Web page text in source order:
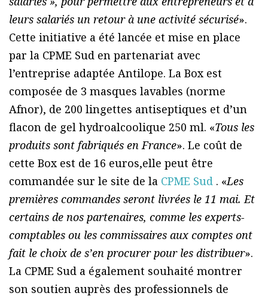
leurs salariés un retour à une activité sécurisé».
Cette initiative a été lancée et mise en place
par la CPME Sud en partenariat avec
l’entreprise adaptée Antilope. La Box est
composée de 3 masques lavables (norme
Afnor), de 200 lingettes antiseptiques et d’un
flacon de gel hydroalcoolique 250 ml. «Tous les
produits sont fabriqués en France». Le coût de
cette Box est de 16 euros,elle peut être
commandée sur le site de la CPME Sud . «Les
premières commandes seront livrées le 11 mai. Et
certains de nos partenaires, comme les experts-
comptables ou les commissaires aux comptes ont
fait le choix de s’en procurer pour les distribuer».
La CPME Sud a également souhaité montrer
son soutien auprès des professionnels de